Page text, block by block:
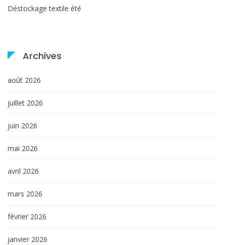
Déstockage textile été
Archives
août 2026
juillet 2026
juin 2026
mai 2026
avril 2026
mars 2026
février 2026
janvier 2026